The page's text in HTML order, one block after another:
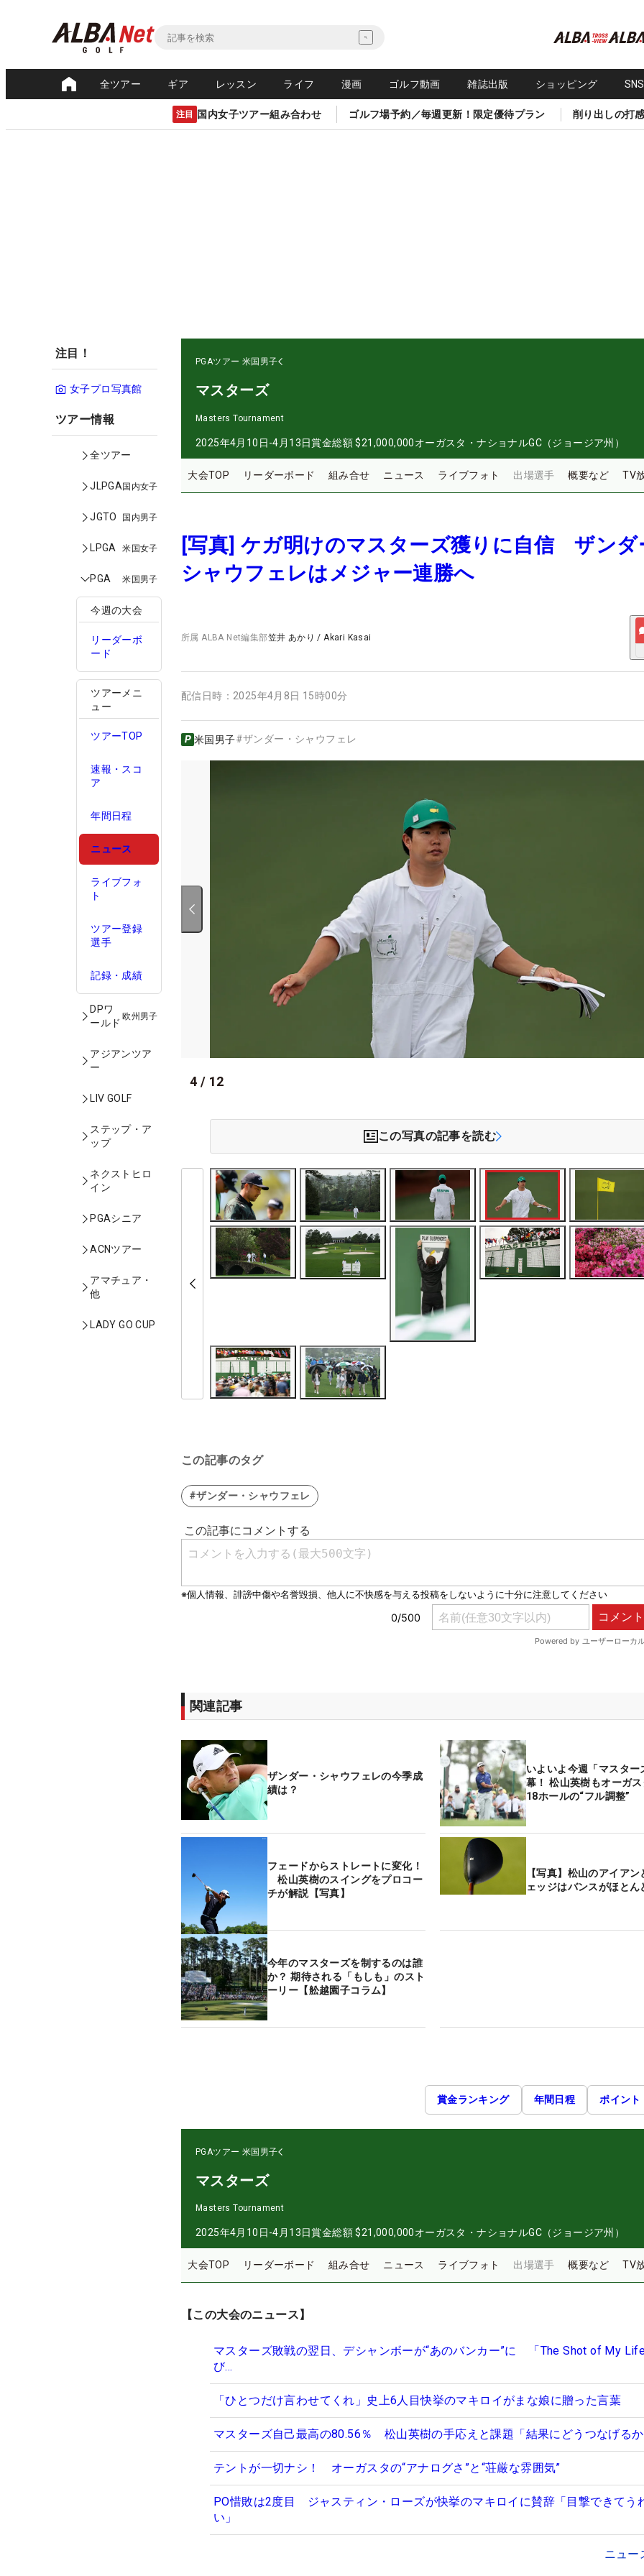
全ツアー ギア レッスン ライフ 漫画 ゴルフ動画 雑誌出版 ショッピング
注目 国内女子ツアー組み合わせ ゴルフ場予約／毎週更新！限定優待プラン 削り出しの打
注目！
女子プロ写真館
ツアー情報
全ツアー
JLPGA国内女子
JGTO 国内男子
LPGA 米国女子
PGA 米国男子
今週の大会
リーダーボ
ード
ツアーメニ
ュー
ツアーTOP
速報・スコ
ア
年間日程
ニュース
ライブフォ
ト
ツアー登録
選手
記録・成績
DPワ
ールド
欧州男子
アジアンツア
ー
LIV GOLF
ステップ・ア
ップ
ネクストヒロ
イン
PGAシニア
ACNツアー
アマチュア・
他
LADY GO CUP
PGAツアー 米国男子
マスターズ
Masters Tournament
2025年4月10日-4月13日賞金総額 $21,000,000オーガスタ・ナショナルGC（ジョージア州）
大会TOP リーダーボード 組み合せ ニュース ライブフォト 出場選手 概要など TV
[写真] ケガ明けのマスターズ獲りに自信 ザンダ
シャウフェレはメジャー連勝へ
所属ALBA Net編集部笠井 あかり /Akari Kasai
配信日時： 2025年4月8日 15時00分
米国男子#ザンダー・シャウフェレ
4 / 12
この写真の記事を読む
この記事のタグ
#ザンダー・シャウフェレ
関連記事
ザンダー・シャウフェレの今季成
績は？
いよいよ今週「マスター
幕！ 松山英樹もオーガ
18ホールの“フル調整”
フェードからストレートに変化！
松山英樹のスイングをプロコー
チが解説【写真】
【写真】松山のアイア
ェッジはバンスがほとん
今年のマスターズを制するのは誰
か？ 期待される「もしも」のスト
ーリー【舩越園子コラム】
賞金ランキング 年間日程 ポイント
PGAツアー 米国男子
マスターズ
Masters Tournament
2025年4月10日-4月13日賞金総額 $21,000,000オーガスタ・ナショナルGC（ジョージア州）
大会TOP リーダーボード 組み合せ ニュース ライブフォト 出場選手 概要など TV
【この大会のニュース】
マスターズ敗戦の翌日、デシャンボーが“あのバンカー”に 「The Shot of My
び…
「ひとつだけ言わせてくれ」史上6人目快挙のマキロイがまな娘に贈った言葉
マスターズ自己最高の80.56％ 松山英樹の手応えと課題「結果にどうつなげる
テントが一切ナシ！ オーガスタの“アナログさ”と“荘厳な雰囲気”
PO惜敗は2度目 ジャスティン・ローズが快挙のマキロイに賛辞「目撃できてう
い」
ニュー